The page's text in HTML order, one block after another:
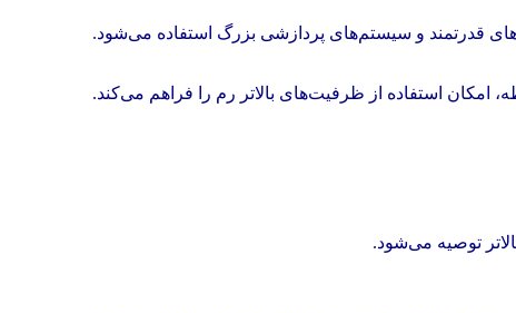
قدرتمند و سیستم‌های پردازشی بزرگ استفاده می‌شود.
توصیه می‌شود.